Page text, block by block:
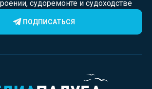
судоремонте и судоходстве
ПОДПИСАТЬСЯ